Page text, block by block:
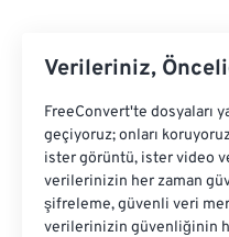
Verileriniz,
FreeConvert'te dosyaları
geçiyoruz; onları
ister görüntü, ister video
verilerinizin her zaman
şifreleme, güvenli veri
verilerinizin güvenliğinin